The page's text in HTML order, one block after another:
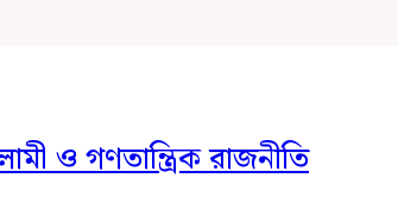
ও গণতান্ত্রিক রাজনীতি